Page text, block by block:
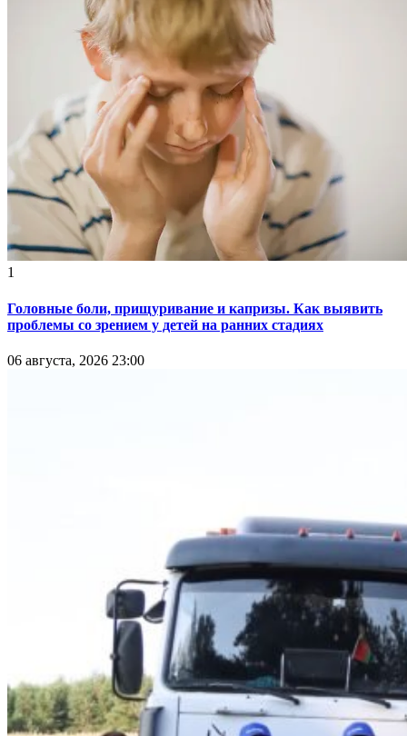
1
Головные боли, прищуривание и капризы. Как выявить
проблемы со зрением у детей на ранних стадиях
06 августа, 2026 23:00